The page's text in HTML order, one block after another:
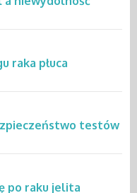
raka płuca
testów
po raku jelita